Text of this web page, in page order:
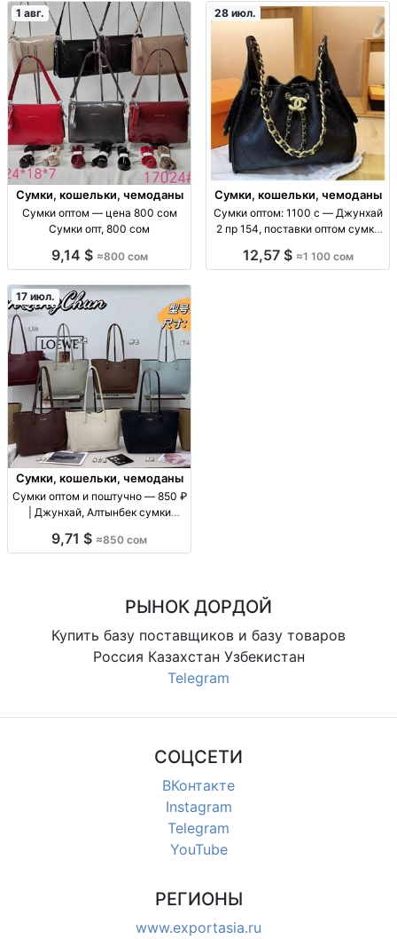
1 авг.
Сумки, кошельки, чемоданы
Сумки оптом — цена 800 сом
Сумки опт, 800 сом
9,14 $ ≈800 сом
28 июл.
Сумки, кошельки, чемоданы
Сумки оптом: 1100 с — Джунхай
2 пр 154, поставки оптом сумки
154»), цена 1100 с, поставки для
12,57 $ ≈1 100 сом
17 июл.
Сумки, кошельки, чемоданы
Сумки оптом и поштучно — 850 ₽
| Джунхай, Алтынбек сумки
по модели, повседневные, для
9,71 $ ≈850 сом
РЫНОК ДОРДОЙ
Купить базу поставщиков и базу товаров
Россия Казахстан Узбекистан
Telegram
СОЦСЕТИ
ВКонтакте
Instagram
Telegram
YouTube
РЕГИОНЫ
www.exportasia.ru